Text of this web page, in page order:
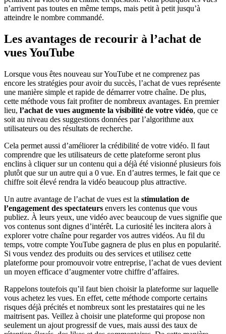
n’arrivent pas toutes en même temps, mais petit à petit jusqu’à
atteindre le nombre commandé.
Les avantages de recourir à l’achat de
vues YouTube
Lorsque vous êtes nouveau sur YouTube et ne comprenez pas
encore les stratégies pour avoir du succès, l’achat de vues représente
une manière simple et rapide de démarrer votre chaîne. De plus,
cette méthode vous fait profiter de nombreux avantages. En premier
lieu, l’achat de vues augmente la visibilité de votre vidéo, que ce
soit au niveau des suggestions données par l’algorithme aux
utilisateurs ou des résultats de recherche.
Cela permet aussi d’améliorer la crédibilité de votre vidéo. Il faut
comprendre que les utilisateurs de cette plateforme seront plus
enclins à cliquer sur un contenu qui a déjà été visionné plusieurs fois
plutôt que sur un autre qui a 0 vue. En d’autres termes, le fait que ce
chiffre soit élevé rendra la vidéo beaucoup plus attractive.
Un autre avantage de l’achat de vues est la stimulation de
l’engagement des spectateurs envers les contenus que vous
publiez. À leurs yeux, une vidéo avec beaucoup de vues signifie que
vos contenus sont dignes d’intérêt. La curiosité les incitera alors à
explorer votre chaîne pour regarder vos autres vidéos. Au fil du
temps, votre compte YouTube gagnera de plus en plus en popularité.
Si vous vendez des produits ou des services et utilisez cette
plateforme pour promouvoir votre entreprise, l’achat de vues devient
un moyen efficace d’augmenter votre chiffre d’affaires.
Rappelons toutefois qu’il faut bien choisir la plateforme sur laquelle
vous achetez les vues. En effet, cette méthode comporte certains
risques déjà précités et nombreux sont les prestataires qui ne les
maitrisent pas. Veillez à choisir une plateforme qui propose non
seulement un ajout progressif de vues, mais aussi des taux de